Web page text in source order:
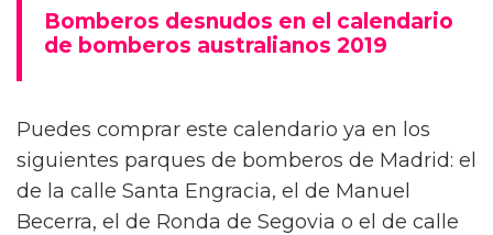
Bomberos desnudos en el calendario
de bomberos australianos 2019
Puedes comprar este calendario ya en los
siguientes parques de bomberos de Madrid: el
de la calle Santa Engracia, el de Manuel
Becerra, el de Ronda de Segovia o el de calle